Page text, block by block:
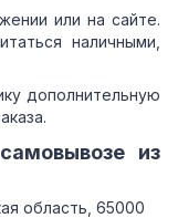
или на сайте.
наличными,
дополнительную
из
область, 65000